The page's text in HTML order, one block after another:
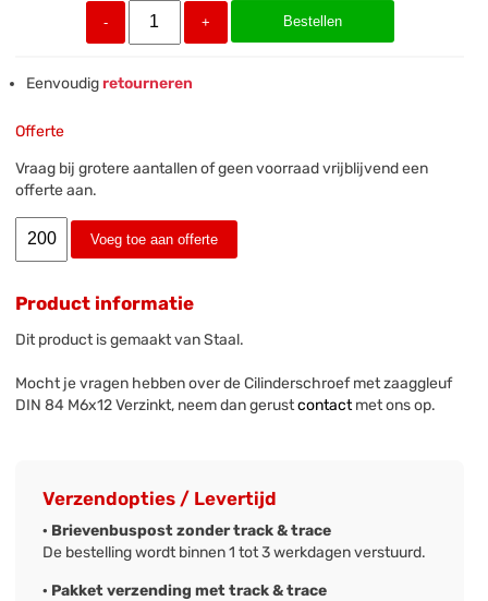
- + Bestellen
Eenvoudigretourneren
Offerte
Vraag bij grotere aantallen of geen voorraad vrijblijvend een
offerte aan.
Voeg toe aan offerte
Product informatie
Dit product is gemaakt van Staal.
Mocht je vragen hebben over de Cilinderschroef met zaaggleuf
DIN 84 M6x12 Verzinkt, neem dan gerustcontactmet ons op.
Verzendopties / Levertijd
· Brievenbuspost zonder track & trace
De bestelling wordt binnen 1 tot 3 werkdagen verstuurd.
· Pakket verzending met track & trace